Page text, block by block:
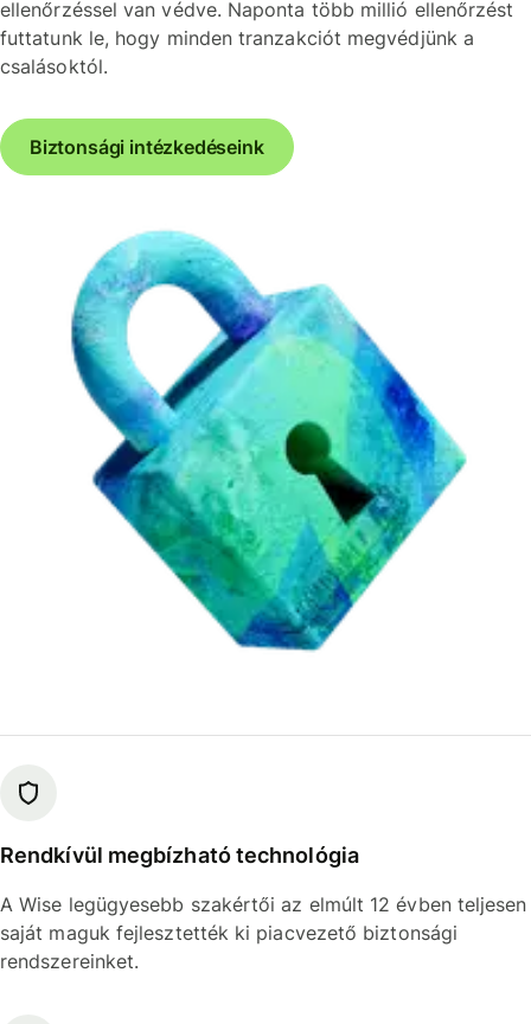
ellenőrzéssel van védve. Naponta több millió ellenőrzést
futtatunk le, hogy minden tranzakciót megvédjünk a
csalásoktól.
Biztonsági intézkedéseink
Rendkívül megbízható technológia
A Wise legügyesebb szakértői az elmúlt 12 évben teljesen
saját maguk fejlesztették ki piacvezető biztonsági
rendszereinket.